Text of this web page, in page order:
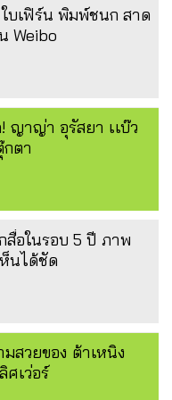
ใบเฟิร์น พิมพ์ชนก สาด
Weibo
ญาญ่า อุรัสยา เเบ๊ว
ตา
สื่อในรอบ 5 ปี ภาพ
นได้ชัด
สวยของ ต้าเหนิง
ศเว่อร์